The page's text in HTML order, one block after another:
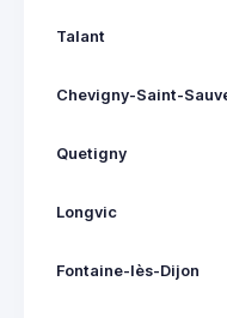
Talant
Chevigny-Saint-
Quetigny
Longvic
Fontaine-lès-Dijon